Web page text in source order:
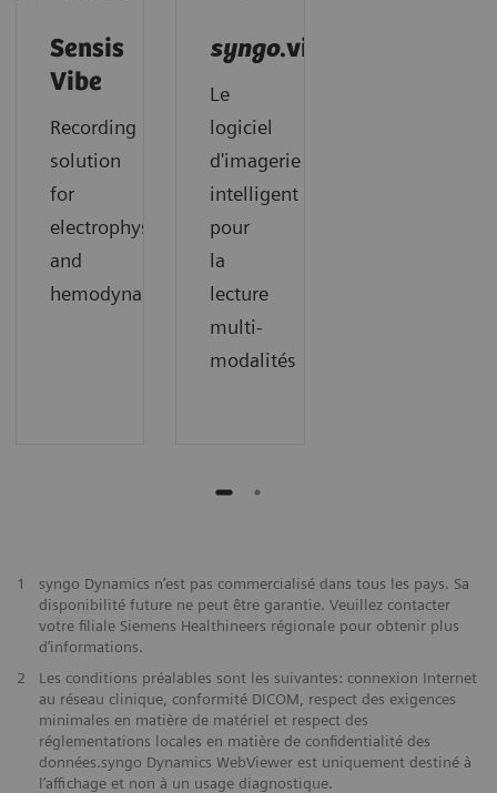
Sensis
Vibe
Recording
solution
for
electrophysiology
and
hemodynamics
syngo.via
Le
logiciel
d'imagerie
intelligent
pour
la
lecture
multi-
modalités
1
syngo Dynamics n’est pas commercialisé dans tous les pays. Sa
disponibilité future ne peut être garantie. Veuillez contacter
votre filiale Siemens Healthineers régionale pour obtenir plus
d’informations.
2
Les conditions préalables sont les suivantes: connexion Internet
au réseau clinique, conformité DICOM, respect des exigences
minimales en matière de matériel et respect des
réglementations locales en matière de confidentialité des
données.syngo Dynamics WebViewer est uniquement destiné à
l’affichage et non à un usage diagnostique.